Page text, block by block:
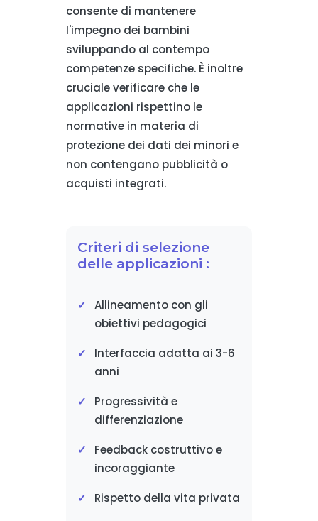
consente di mantenere
l'impegno dei bambini
sviluppando al contempo
competenze specifiche. È inoltre
cruciale verificare che le
applicazioni rispettino le
normative in materia di
protezione dei dati dei minori e
non contengano pubblicità o
acquisti integrati.
Criteri di selezione
delle applicazioni :
Allineamento con gli
obiettivi pedagogici
Interfaccia adatta ai 3-6
anni
Progressività e
differenziazione
Feedback costruttivo e
incoraggiante
Rispetto della vita privata